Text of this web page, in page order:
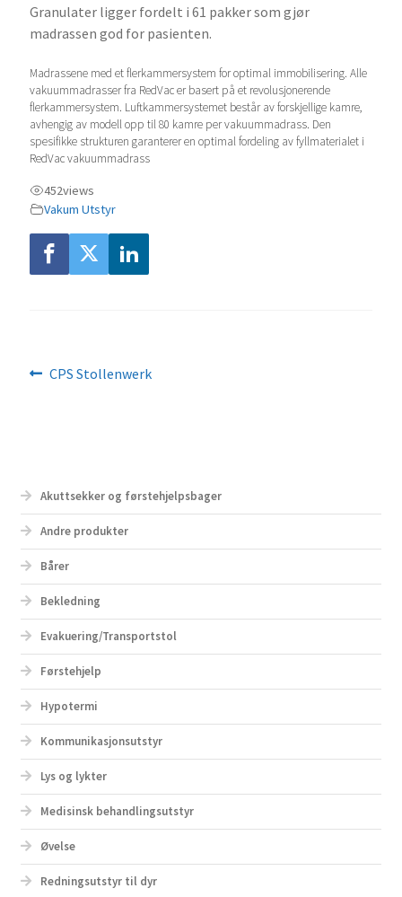
Granulater ligger fordelt i 61 pakker som gjør
madrassen god for pasienten.
Madrassene med et flerkammersystem for optimal immobilisering. Alle
vakuummadrasser fra RedVac er basert på et revolusjonerende
flerkammersystem. Luftkammersystemet består av forskjellige kamre,
avhengig av modell opp til 80 kamre per vakuummadrass. Den
spesifikke strukturen garanterer en optimal fordeling av fyllmaterialet i
RedVac vakuummadrass
452views
Vakum Utstyr
Innleggsnavigasjon
Forrige
CPS Stollenwerk
Akuttsekker og førstehjelpsbager
Andre produkter
Bårer
Bekledning
Evakuering/Transportstol
Førstehjelp
Hypotermi
Kommunikasjonsutstyr
Lys og lykter
Medisinsk behandlingsutstyr
Øvelse
Redningsutstyr til dyr